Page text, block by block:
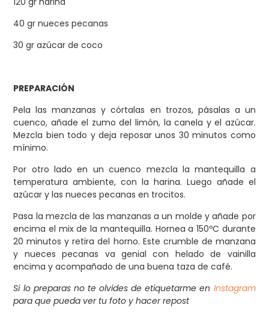
40 gr nueces pecanas
30 gr azúcar de coco
PREPARACIÓN
Pela las manzanas y córtalas en trozos, pásalas a un
cuenco, añade el zumo del limón, la canela y el azúcar.
Mezcla bien todo y deja reposar unos 30 minutos como
mínimo.
Por otro lado en un cuenco mezcla la mantequilla a
temperatura ambiente, con la harina. Luego añade el
azúcar y las nueces pecanas en trocitos.
Pasa la mezcla de las manzanas a un molde y añade por
encima el mix de la mantequilla. Hornea a 150ºC durante
20 minutos y retira del horno. Este crumble de manzana
y nueces pecanas va genial con helado de vainilla
encima y acompañado de una buena taza de café.
Si lo preparas no te olvides de etiquetarme en Instagram
para que pueda ver tu foto y hacer repost